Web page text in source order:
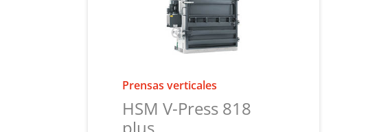
Prensas verticales
HSM V-Press 818